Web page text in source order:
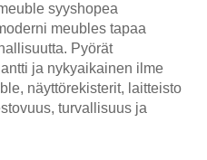
syyshopea
meubles tapaa
Pyörät
ja nykyaikainen ilme
näyttörekisterit, laitteisto
turvallisuus ja